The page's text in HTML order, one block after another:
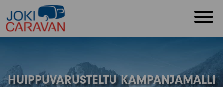
HUIPPUVARUSTELTU KAMPANJAMALLI